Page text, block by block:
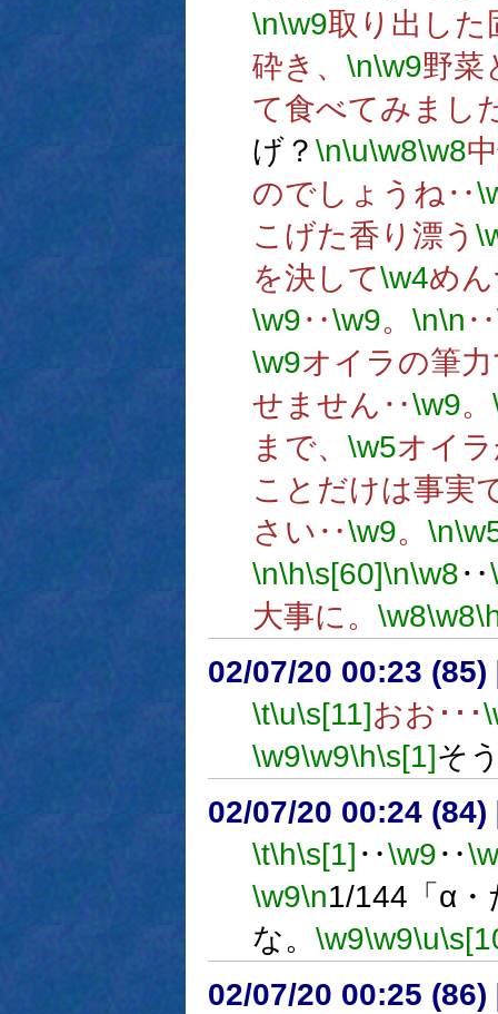
\n\w9取り出した
砕き、 \n\w9野菜
て食べてみまし
げ？ \n\u\w8\w8
のでしょうね‥
こげた香り漂う
を決して\w4め
\w9‥\w9。 \n\n ‥
\w9オイラの筆
せません‥\w9。
まで、 \w5オイ
ことだけは事実
さい‥\w9。 \n
\n\h\s[60]\n\w8‥
大事に。 \w8\w8
02/07/20 00:23 (85)
\t\u\s[11]おお･･･
\w9\w9\h\s[1]そ
02/07/20 00:24 (84)
\t\h\s[1] ‥\w9‥
\w9\n1/144「α
な。 \w9\w9\u
02/07/20 00:25 (86)